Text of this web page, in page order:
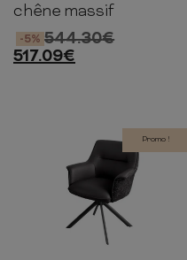
chêne massif
544.30€
-5%
517.09€
Promo !